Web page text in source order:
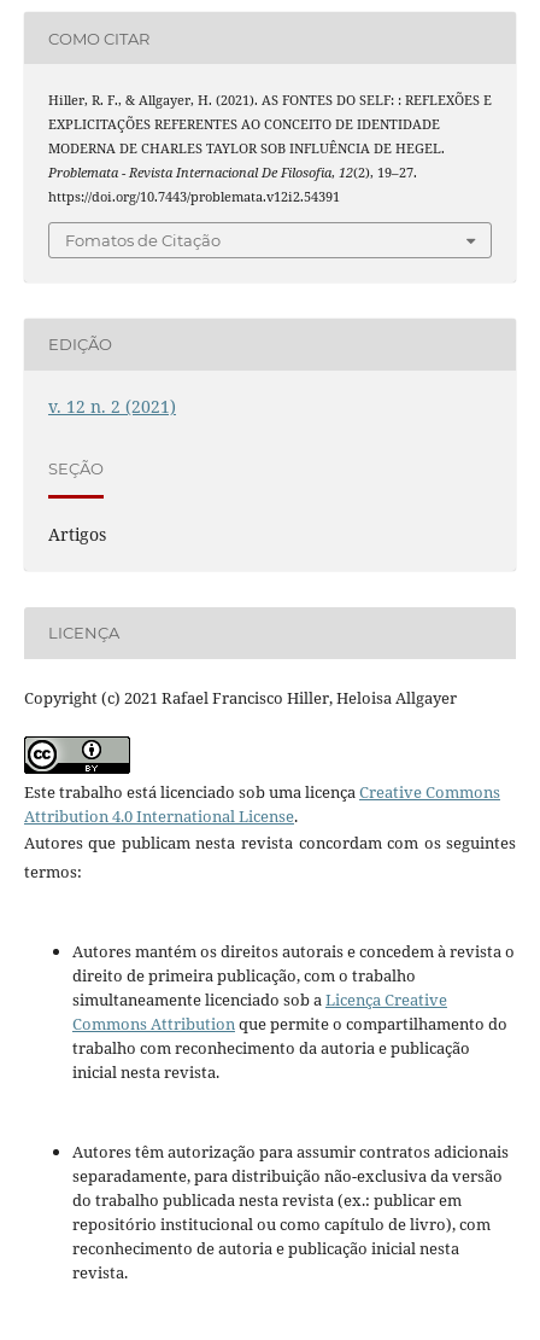
COMO CITAR
Hiller, R. F., & Allgayer, H. (2021). AS FONTES DO SELF: : REFLEXÕES E
EXPLICITAÇÕES REFERENTES AO CONCEITO DE IDENTIDADE
MODERNA DE CHARLES TAYLOR SOB INFLUÊNCIA DE HEGEL.
Problemata - Revista Internacional De Filosofia, 12(2), 19–27.
https://doi.org/10.7443/problemata.v12i2.54391
Fomatos de Citação
EDIÇÃO
v. 12 n. 2 (2021)
SEÇÃO
Artigos
LICENÇA
Copyright (c) 2021 Rafael Francisco Hiller, Heloisa Allgayer
Este trabalho está licenciado sob uma licençaCreative Commons
Attribution 4.0 International License.
Autores que publicam nesta revista concordam com os seguintes
termos:
Autores mantém os direitos autorais e concedem à revista o
direito de primeira publicação, com o trabalho
simultaneamente licenciado sob aLicença Creative
Commons Attributionque permite o compartilhamento do
trabalho com reconhecimento da autoria e publicação
inicial nesta revista.
Autores têm autorização para assumir contratos adicionais
separadamente, para distribuição não-exclusiva da versão
do trabalho publicada nesta revista (ex.: publicar em
repositório institucional ou como capítulo de livro), com
reconhecimento de autoria e publicação inicial nesta
revista.